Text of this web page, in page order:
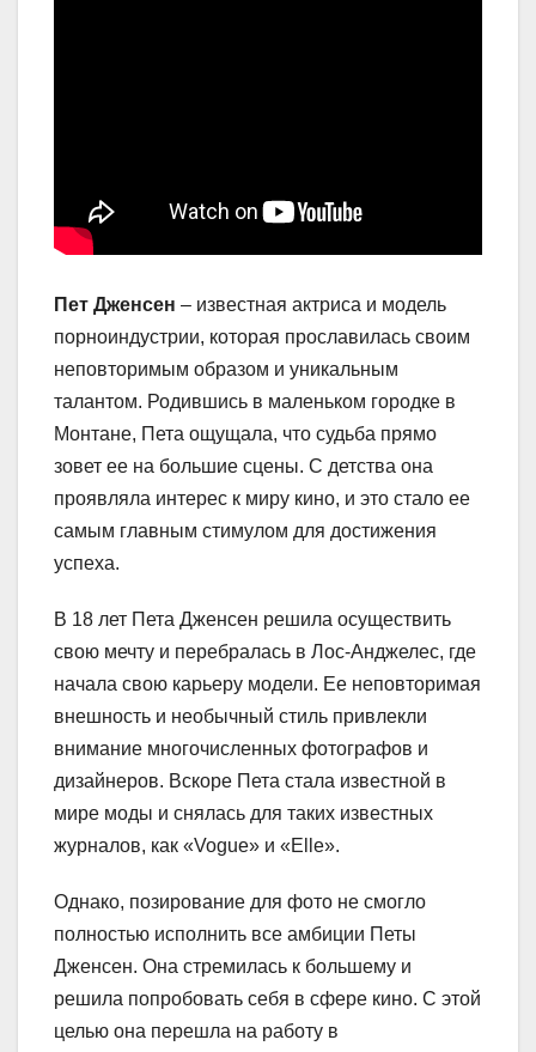
Пет Дженсен – известная актриса и модель
порноиндустрии, которая прославилась своим
неповторимым образом и уникальным
талантом. Родившись в маленьком городке в
Монтане, Пета ощущала, что судьба прямо
зовет ее на большие сцены. С детства она
проявляла интерес к миру кино, и это стало ее
самым главным стимулом для достижения
успеха.
В 18 лет Пета Дженсен решила осуществить
свою мечту и перебралась в Лос-Анджелес, где
начала свою карьеру модели. Ее неповторимая
внешность и необычный стиль привлекли
внимание многочисленных фотографов и
дизайнеров. Вскоре Пета стала известной в
мире моды и снялась для таких известных
журналов, как «Vogue» и «Elle».
Однако, позирование для фото не смогло
полностью исполнить все амбиции Петы
Дженсен. Она стремилась к большему и
решила попробовать себя в сфере кино. С этой
целью она перешла на работу в